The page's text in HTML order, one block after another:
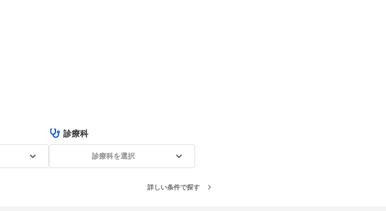
診療科
診療科を選択
詳しい条件で探す